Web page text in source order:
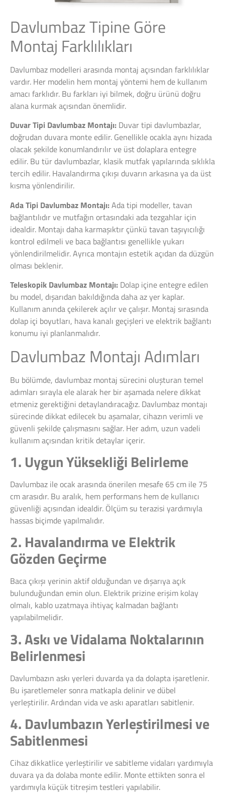
Davlumbaz Tipine Göre
Montaj Farklılıkları
Davlumbaz modelleri arasında montaj açısından farklılıklar
vardır. Her modelin hem montaj yöntemi hem de kullanım
amacı farklıdır. Bu farkları iyi bilmek, doğru ürünü doğru
alana kurmak açısından önemlidir.
Duvar Tipi Davlumbaz Montajı: Duvar tipi davlumbazlar,
doğrudan duvara monte edilir. Genellikle ocakla aynı hizada
olacak şekilde konumlandırılır ve üst dolaplara entegre
edilir. Bu tür davlumbazlar, klasik mutfak yapılarında sıklıkla
tercih edilir. Havalandırma çıkışı duvarın arkasına ya da üst
kısma yönlendirilir.
Ada Tipi Davlumbaz Montajı:Ada tipi modeller, tavan
bağlantılıdır ve mutfağın ortasındaki ada tezgahlar için
idealdir. Montajı daha karmaşıktır çünkü tavan taşıyıcılığı
kontrol edilmeli ve baca bağlantısı genellikle yukarı
yönlendirilmelidir. Ayrıca montajın estetik açıdan da düzgün
olması beklenir.
Teleskopik Davlumbaz Montajı: Dolap içine entegre edilen
bu model, dışarıdan bakıldığında daha az yer kaplar.
Kullanım anında çekilerek açılır ve çalışır. Montaj sırasında
dolap içi boyutları, hava kanalı geçişleri ve elektrik bağlantı
konumu iyi planlanmalıdır.
Davlumbaz Montajı Adımları
Bu bölümde, davlumbaz montaj sürecini oluşturan temel
adımları sırayla ele alarak her bir aşamada nelere dikkat
etmeniz gerektiğini detaylandıracağız. Davlumbaz montajı
sürecinde dikkat edilecek bu aşamalar, cihazın verimli ve
güvenli şekilde çalışmasını sağlar. Her adım, uzun vadeli
kullanım açısından kritik detaylar içerir.
1. Uygun Yüksekliği Belirleme
Davlumbaz ile ocak arasında önerilen mesafe 65 cm ile 75
cm arasıdır. Bu aralık, hem performans hem de kullanıcı
güvenliği açısından idealdir. Ölçüm su terazisi yardımıyla
hassas biçimde yapılmalıdır.
2. Havalandırma ve Elektrik
Gözden Geçirme
Baca çıkışı yerinin aktif olduğundan ve dışarıya açık
bulunduğundan emin olun. Elektrik prizine erişim kolay
olmalı, kablo uzatmaya ihtiyaç kalmadan bağlantı
yapılabilmelidir.
3. Askı ve Vidalama Noktalarının
Belirlenmesi
Davlumbazın askı yerleri duvarda ya da dolapta işaretlenir.
Bu işaretlemeler sonra matkapla delinir ve dübel
yerleştirilir. Ardından vida ve askı aparatları sabitlenir.
4. Davlumbazın Yerleştirilmesi ve
Sabitlenmesi
Cihaz dikkatlice yerleştirilir ve sabitleme vidaları yardımıyla
duvara ya da dolaba monte edilir. Monte ettikten sonra el
yardımıyla küçük titreşim testleri yapılabilir.